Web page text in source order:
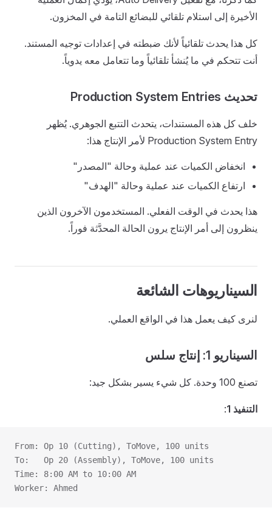
الأخيرة إلى استلام تلقائي للبضائع التامة في المخزون.
كل هذا يحدث تلقائياً لأنك ضبطته في إعدادات توجيه المستند.
أنت تتحكم في ما يُنشأ تلقائياً وما تتعامل معه يدوياً.
تحديث Production System Entries
خلف كل هذه المستندات، يتحدث التتبع الجوهري. يُظهر
Production System Entry لأمر الإنتاج هذا:
انخفاض الكميات عند عملية وحالة "المصدر"
ارتفاع الكميات عند عملية وحالة "الهدف"
هذا يحدث في الوقت الفعلي. المستخدمون الآخرون الذين
ينظرون إلى أمر الإنتاج يرون الحالة المحدَّثة فوراً.
السيناريوهات الشائعة
لنرى كيف يعمل هذا في الواقع العملي.
السيناريو 1: إنتاج سلس
تصنع 100 وحدة. كل شيء يسير بشكل جيد:
التنفيذ 1 :
From: Op 10 (Cutting), ToMove, 100 units
To:   Op 20 (Assembly), ToMove, 100 units
Time: 8:00 AM to 10:00 AM
Worker: Ahmed